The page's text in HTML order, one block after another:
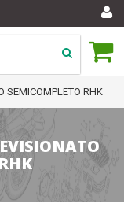
SEMICOMPLETO RHK